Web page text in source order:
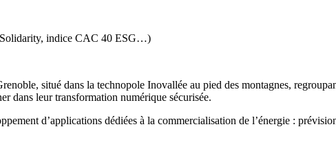
Solidarity, indice CAC 40 ESG…)
situé dans la technopole Inovallée au pied des montagnes,
dans leur transformation numérique sécurisée.
d’applications dédiées à la commercialisation de l’énergie :